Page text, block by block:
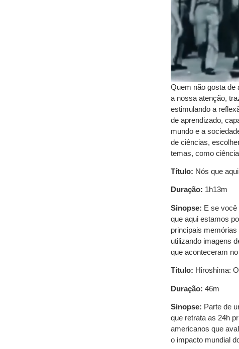
Quem não gosta de
a nossa atenção,
estimulando a
de aprendizado,
mundo e a
de ciências,
temas, como
Título: Nós que
Duração: 1h13m
Sinopse: E se você
que aqui estamos
principais
utilizando imagens
que aconteceram
Título: Hiroshima:
Duração: 46m
Sinopse: Parte de
que retrata as 24h
americanos que
o impacto mundial